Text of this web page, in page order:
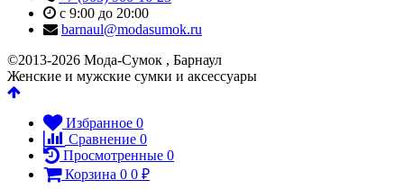
с 9:00 до 20:00
barnaul@modasumok.ru
©2013-2026 Мода-Сумок , Барнаул
Женские и мужские сумки и аксессуары
Избранное 0
Сравнение 0
Просмотренные 0
Корзина 0 0 ₽